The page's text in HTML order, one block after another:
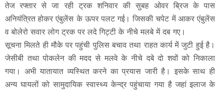
तेज रफ्तार से जा रही ट्रक शनिवार की सुबह ओवर ब्रिज के पास
अनियंत्रित होकर एंबुलेंस के ऊपर पलट गई। जिसकी चपेट में आकर एंबुलेंस
व बोलेरो सवार लोग ट्रक पर लदे गिट्टी के नीचे मलबे में दब गए।
सूचना मिलते ही मौके पर पहुंची पुलिस बचाव तथा राहत कार्य में जुटी हुई है।
जेसीबी तथा पोकलेन की मदद से मलवे के नीचे दबे दो शवों को निकाला
गया। अभी यातायात व्यस्थित करने का प्रयास जारी है। इसके साथ ही
अन्य घायलों को सामुदायिक स्वास्थ्य केन्द्र पहुंचाया गया है जहां इलाज के